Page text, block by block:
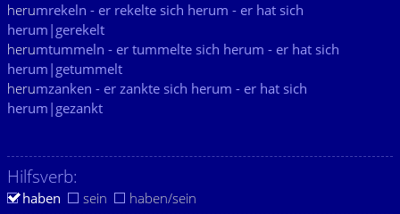
herumrekeln - er rekelte sich herum - er hat sich
herum|gerekelt
herumtummeln - er tummelte sich herum - er hat sich
herum|getummelt
herumzanken - er zankte sich herum - er hat sich
herum|gezankt
Hilfsverb:
haben sein haben/sein